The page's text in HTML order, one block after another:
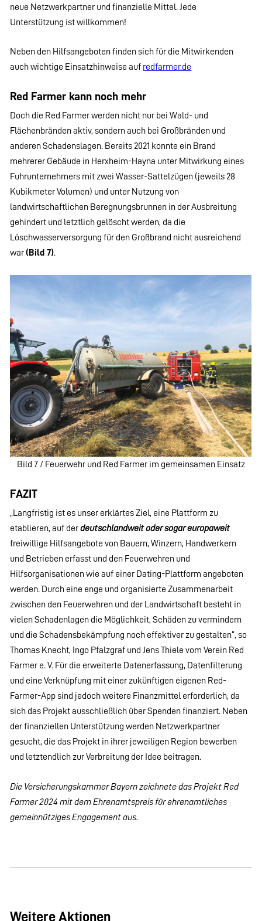
neue Netzwerkpartner und finanzielle Mittel. Jede
Unterstützung ist willkommen!
Neben den Hilfsangeboten finden sich für die Mitwirkenden
auch wichtige Einsatzhinweise auf redfarmer.de
Red Farmer kann noch mehr
Doch die Red Farmer werden nicht nur bei Wald- und
Flächenbränden aktiv, sondern auch bei Großbränden und
anderen Schadenslagen. Bereits 2021 konnte ein Brand
mehrerer Gebäude in Herxheim-Hayna unter Mitwirkung eines
Fuhrunternehmers mit zwei Wasser-Sattelzügen (jeweils 28
Kubikmeter Volumen) und unter Nutzung von
landwirtschaftlichen Beregnungsbrunnen in der Ausbreitung
gehindert und letztlich gelöscht werden, da die
Löschwasserversorgung für den Großbrand nicht ausreichend
war(Bild 7).
Bild 7 / Feuerwehr und Red Farmer im gemeinsamen Einsatz
FAZIT
„Langfristig ist es unser erklärtes Ziel, eine Plattform zu
etablieren, auf derdeutschlandweit oder sogar europaweit
freiwillige Hilfsangebote von Bauern, Winzern, Handwerkern
und Betrieben erfasst und den Feuerwehren und
Hilfsorganisationen wie auf einer Dating-Plattform angeboten
werden. Durch eine enge und organisierte Zusammenarbeit
zwischen den Feuerwehren und der Landwirtschaft besteht in
vielen Schadenlagen die Möglichkeit, Schäden zu vermindern
und die Schadensbekämpfung noch effektiver zu gestalten“, so
Thomas Knecht, Ingo Pfalzgraf und Jens Thiele vom Verein Red
Farmer e. V. Für die erweiterte Datenerfassung, Datenfilterung
und eine Verknüpfung mit einer zukünftigen eigenen Red-
Farmer-App sind jedoch weitere Finanzmittel erforderlich, da
sich das Projekt ausschließlich über Spenden finanziert. Neben
der finanziellen Unterstützung werden Netzwerkpartner
gesucht, die das Projekt in ihrer jeweiligen Region bewerben
und letztendlich zur Verbreitung der Idee beitragen.
Die Versicherungskammer Bayern zeichnete das Projekt Red
Farmer 2024 mit dem Ehrenamtspreis für ehrenamtliches
gemeinnütziges Engagement aus.
Weitere Aktionen